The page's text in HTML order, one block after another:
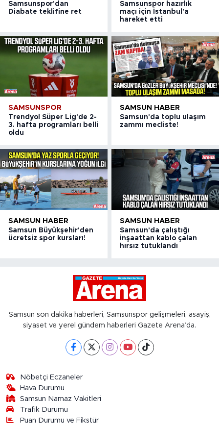
Samsunspor'dan
Diabate teklifine ret
Samsunspor hazırlık
maçı için İstanbul'a
hareket etti
SAMSUNSPOR
Trendyol Süper Lig'de 2-
3. hafta programları belli
oldu
SAMSUN HABER
Samsun'da toplu ulaşım
zammı mecliste!
SAMSUN HABER
Samsun Büyükşehir'den
ücretsiz spor kursları!
SAMSUN HABER
Samsun'da çalıştığı
inşaattan kablo çalan
hırsız tutuklandı
Samsun son dakika haberleri, Samsunspor gelişmeleri, asayiş,
siyaset ve yerel gündem haberleri Gazete Arena’da.
Nöbetçi Eczaneler
Hava Durumu
Samsun Namaz Vakitleri
Trafik Durumu
Puan Durumu ve Fikstür